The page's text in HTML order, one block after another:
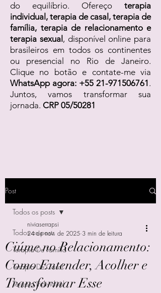
do equilíbrio. Ofereço terapia
individual, terapia de casal, terapia de
família, terapia de relacionamento e
terapia sexual , disponível online para
brasileiros em todos os continentes
ou presencial no Rio de Janeiro.
Clique no botão e contate-me via
WhatsApp agora: +55 21-971506761 .
Juntos, vamos transformar sua
jornada. CRP 05/50281
Post
Todos os posts
Terapia De Família
Terapia De Casal
Terapia Individual
Todos os posts
Ciúme no Relacionamento:
Como Entender, Acolher e
Transformar Esse
niviaserrapsi
24 de nov. de 2025 3 min de leitura